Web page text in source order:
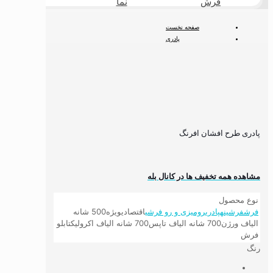
صفحه نخست
پادری
پادری طرح افشان افرنگ
مشاهده همه تخفیف ها در کانال بله
نوع محصول
فرشفرشینهپادریرومیزی و رو فرشیاقتصادیویژه
500 شانه
الیاف ورژن700 شانه الیاف تاپس 700 شانه الیاف اکرولیک
تابلو
فرش
رنگ